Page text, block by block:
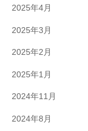
2025年4月
2025年3月
2025年2月
2025年1月
2024年11月
2024年8月